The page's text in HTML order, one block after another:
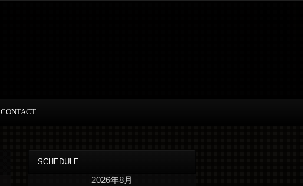
CONTACT
SCHEDULE
2026年8月